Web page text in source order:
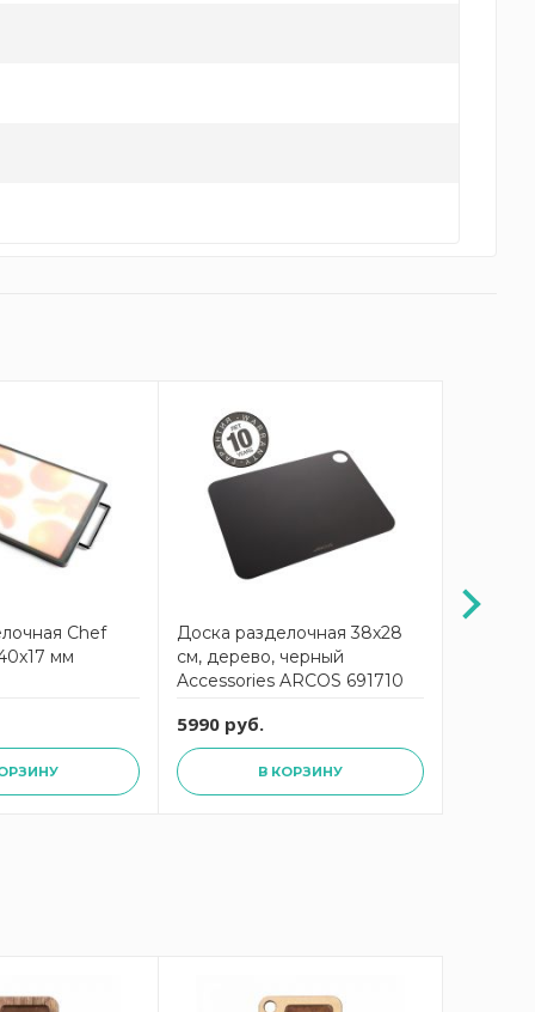
Chef
мм
Доска разделочная 38х28
см, дерево, черный
Accessories ARCOS 691710
5990 руб.
В КОРЗИНУ